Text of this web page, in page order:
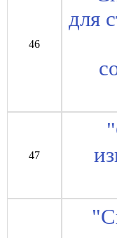
46
для
47